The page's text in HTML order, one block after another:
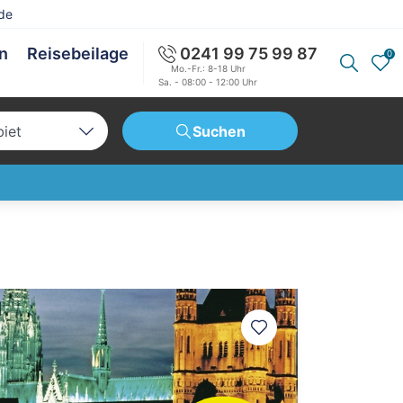
Reisebeilage 0241 99 75 99 87
Mo.-Fr.: 8-18 Uhr
Sa. - 08:00 - 12:00 Uhr
0
Suchen